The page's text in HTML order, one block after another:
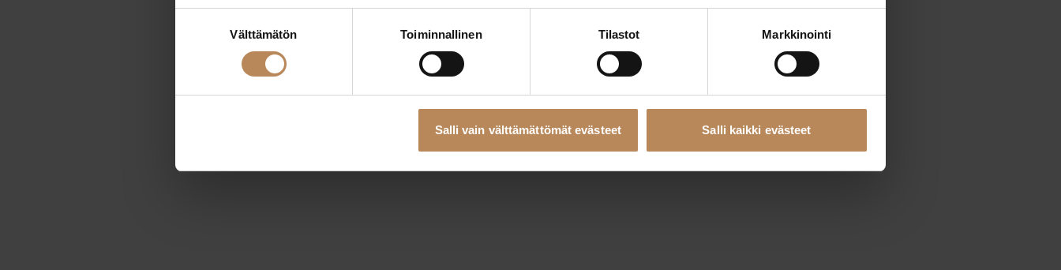
Välttämätön Toiminnallinen Tilastot Markkinointi
Salli vain välttämättömät evästeet Salli kaikki evästeet